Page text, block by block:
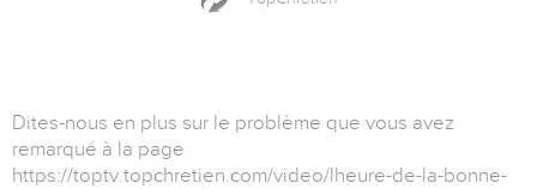
Dites-nous en plus sur le problème que vous avez
remarqué à la page
https://toptv.topchretien.com/video/lheure-de-la-bonne-